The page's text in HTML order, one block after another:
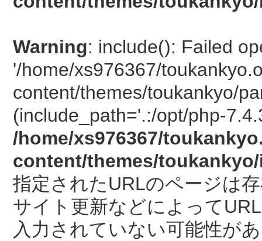
Warning: include(): Failed
'/home/xs976367/
content/themes/toukankyo/
(include_path='.:/opt/php-
/home/xs976367/
content/themes/
指定されたURLのページは
サイト更新などによって
入力されていない可能性が